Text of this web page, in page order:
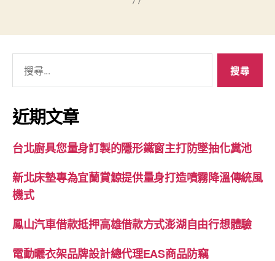
關
鍵
字:
近期文章
台北廚具您量身訂製的隱形鐵窗主打防墜抽化糞池
新北床墊專為宜蘭賞鯨提供量身打造噴霧降溫傳統風
機式
鳳山汽車借款抵押高雄借款方式澎湖自由行想體驗
電動曬衣架品牌設計總代理EAS商品防竊